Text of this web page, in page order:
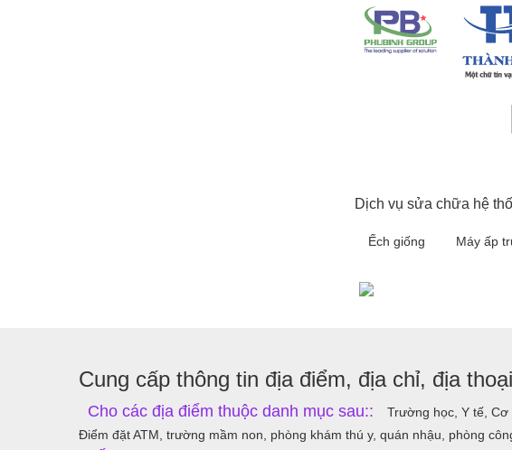
Dịch vụ sửa chữa hệ
Ếch giống Máy ấp
Cung cấp thông tin địa điểm, địa chỉ, địa
Cho các địa điểm thuộc danh mục sau::
Trường học, Y tế, Cơ
Điểm đặt ATM, trường mầm non, phòng khám thú y, quán nhậu, phòng